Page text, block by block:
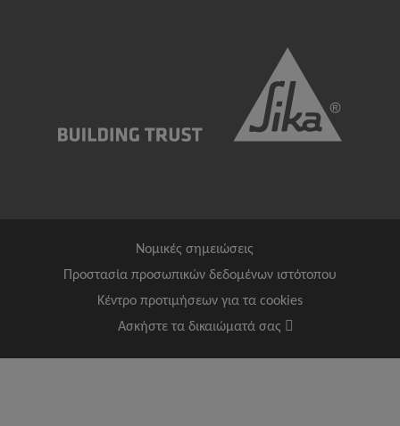
Νομικές σημειώσεις
Προστασία προσωπικών δεδομένων ιστότοπου
Κέντρο προτιμήσεων για τα cookies
Ασκήστε τα δικαιώματά σας